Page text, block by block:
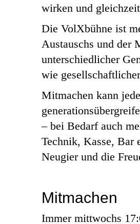
wirken und
Die VolXbühne ist
Austauschs und der
unterschiedlicher
wie
Mitmachen kann
– bei Bedarf auch
Technik, Kasse, Bar
Neugier und die
Mitmachen
Immer mittwochs